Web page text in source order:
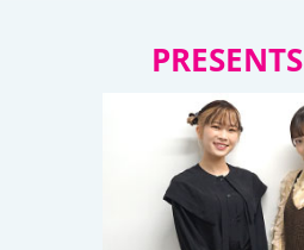
PRESENTS